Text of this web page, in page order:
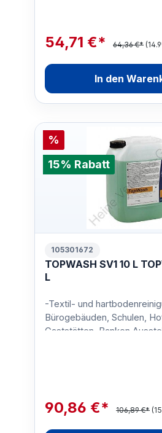
54,71 €* 64,36 €*
In den
%
15% Rabatt
105301672
TOPWASH SV1 10 L
L
-Textil- und
Bürogebäuden, Schulen,
Gaststätten, Banken
90,86 €* 106,89 €*